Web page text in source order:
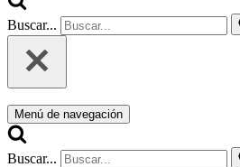
Buscar...
Menú de navegación
Buscar...